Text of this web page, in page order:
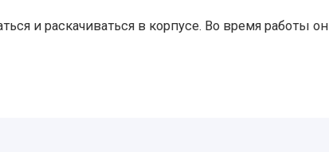
и раскачиваться в корпусе. Во время работы он